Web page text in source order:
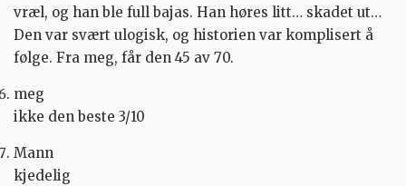
vræl, og han ble full bajas. Han høres litt… skadet ut…
Den var svært ulogisk, og historien var komplisert å
følge. Fra meg, får den 45 av 70.
meg
ikke den beste 3/10
Mann
kjedelig